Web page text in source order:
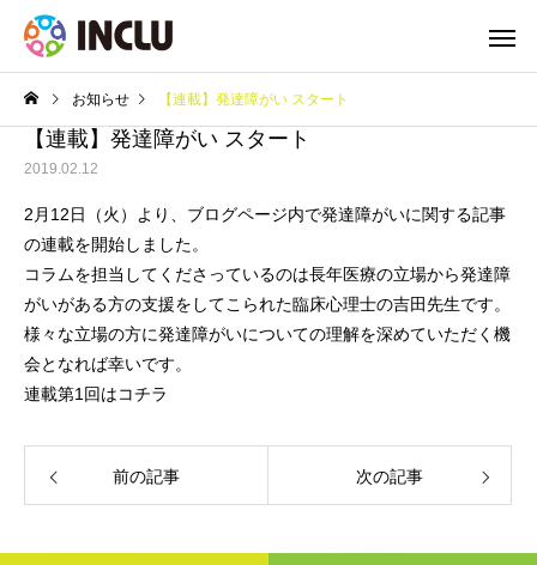
お知らせ 【連載】発達障がい スタート
【連載】発達障がい スタート
2019.02.12
2月12日（火）より、ブログページ内で発達障がいに関する記事
の連載を開始しました。
コラムを担当してくださっているのは長年医療の立場から発達障
がいがある方の支援をしてこられた臨床心理士の吉田先生です。
様々な立場の方に発達障がいについての理解を深めていただく機
会となれば幸いです。
連載第1回はコチラ
前の記事 次の記事